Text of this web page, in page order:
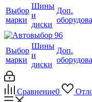
Выбор
марки
Шины
и
диски
Доп.
Выбор
марки
Шины
и
диски
Доп.
Сравнение0